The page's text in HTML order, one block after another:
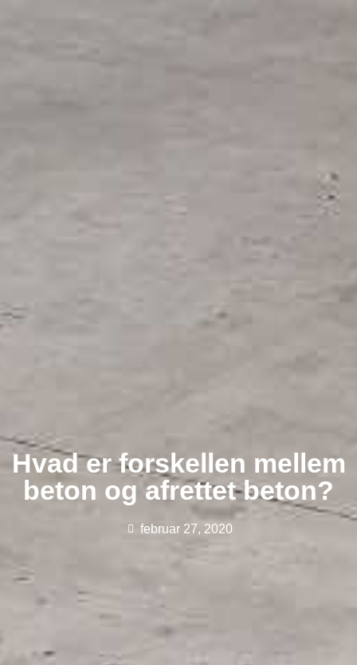
Hvad er forskellen mellem
beton og afrettet beton?
februar 27, 2020